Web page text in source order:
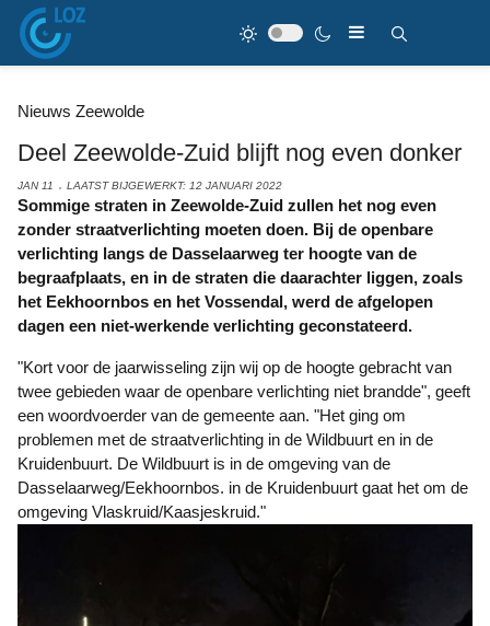
Nieuws Zeewolde
Deel Zeewolde-Zuid blijft nog even donker
JAN 11 LAATST BIJGEWERKT: 12 JANUARI 2022
Sommige straten in Zeewolde-Zuid zullen het nog even
zonder straatverlichting moeten doen. Bij de openbare
verlichting langs de Dasselaarweg ter hoogte van de
begraafplaats, en in de straten die daarachter liggen, zoals
het Eekhoornbos en het Vossendal, werd de afgelopen
dagen een niet-werkende verlichting geconstateerd.
"Kort voor de jaarwisseling zijn wij op de hoogte gebracht van
twee gebieden waar de openbare verlichting niet brandde", geeft
een woordvoerder van de gemeente aan. "Het ging om
problemen met de straatverlichting in de Wildbuurt en in de
Kruidenbuurt. De Wildbuurt is in de omgeving van de
Dasselaarweg/Eekhoornbos. in de Kruidenbuurt gaat het om de
omgeving Vlaskruid/Kaasjeskruid."